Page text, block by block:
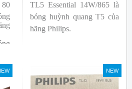
TL5 Essential 14W/865 là
bóng huỳnh quang T5 của
hãng Philips.
NEW